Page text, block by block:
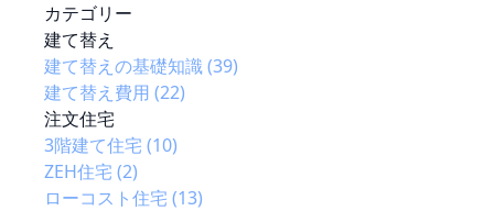
カテゴリー
建て替え
建て替えの基礎知識 (39)
建て替え費用 (22)
注文住宅
3階建て住宅 (10)
ZEH住宅 (2)
ローコスト住宅 (13)